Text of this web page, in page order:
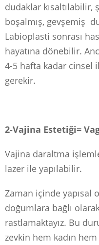
dudaklar
boşalmış, gevşemiş
Labioplasti sonrası
hayatına dönebilir.
4-5 hafta kadar cinsel
gerekir.
2-Vajina Estetiği=
Vajina daraltma
lazer ile yapılabilir.
Zaman içinde yapısal
doğumlara bağlı
rastlamaktayız. Bu
zevkin hem kadın